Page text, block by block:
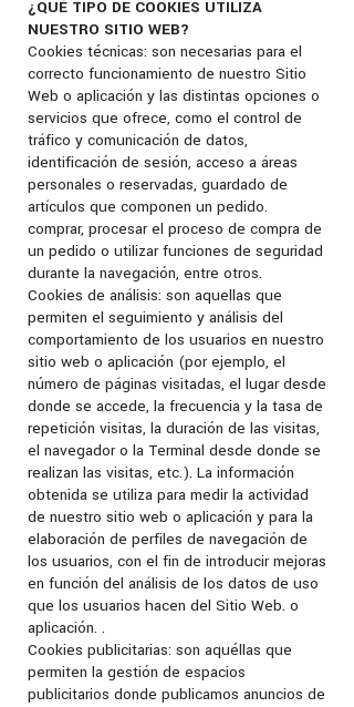
¿QUÉ TIPO DE COOKIES UTILIZA
NUESTRO SITIO WEB?
Cookies técnicas: son necesarias para el
correcto funcionamiento de nuestro Sitio
Web o aplicación y las distintas opciones o
servicios que ofrece, como el control de
tráfico y comunicación de datos,
identificación de sesión, acceso a áreas
personales o reservadas, guardado de
artículos que componen un pedido.
comprar, procesar el proceso de compra de
un pedido o utilizar funciones de seguridad
durante la navegación, entre otros.
Cookies de análisis: son aquellas que
permiten el seguimiento y análisis del
comportamiento de los usuarios en nuestro
sitio web o aplicación (por ejemplo, el
número de páginas visitadas, el lugar desde
donde se accede, la frecuencia y la tasa de
repetición visitas, la duración de las visitas,
el navegador o la Terminal desde donde se
realizan las visitas, etc.). La información
obtenida se utiliza para medir la actividad
de nuestro sitio web o aplicación y para la
elaboración de perfiles de navegación de
los usuarios, con el fin de introducir mejoras
en función del análisis de los datos de uso
que los usuarios hacen del Sitio Web. o
aplicación. .
Cookies publicitarias: son aquéllas que
permiten la gestión de espacios
publicitarios donde publicamos anuncios de